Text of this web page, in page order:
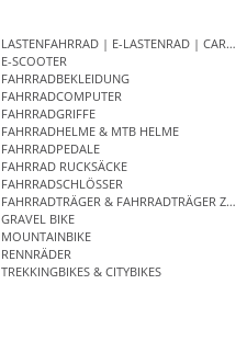
LASTENFAHRRAD | E-LASTENRAD |
E-SCOOTER
FAHRRADBEKLEIDUNG
FAHRRADCOMPUTER
FAHRRADGRIFFE
FAHRRADHELME & MTB HELME
FAHRRADPEDALE
FAHRRAD RUCKSÄCKE
FAHRRADSCHLÖSSER
FAHRRADTRÄGER & FAHRRADTRÄGER
GRAVEL BIKE
MOUNTAINBIKE
RENNRÄDER
TREKKINGBIKES & CITYBIKES